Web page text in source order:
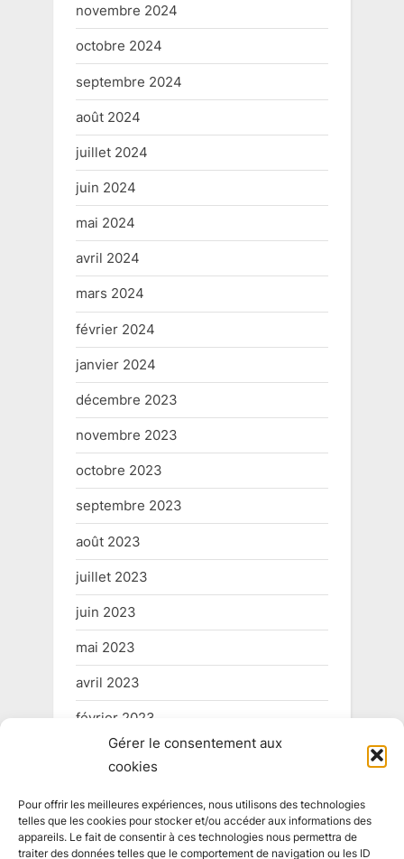
Gérer le consentement aux
cookies
Pour offrir les meilleures expériences, nous utilisons des technologies
telles que les cookies pour stocker et/ou accéder aux informations des
appareils. Le fait de consentir à ces technologies nous permettra de
traiter des données telles que le comportement de navigation ou les ID
novembre 2024
octobre 2024
septembre 2024
août 2024
juillet 2024
juin 2024
mai 2024
avril 2024
mars 2024
février 2024
janvier 2024
décembre 2023
novembre 2023
octobre 2023
septembre 2023
août 2023
juillet 2023
juin 2023
mai 2023
avril 2023
février 2023
mai 2022
Informations légales